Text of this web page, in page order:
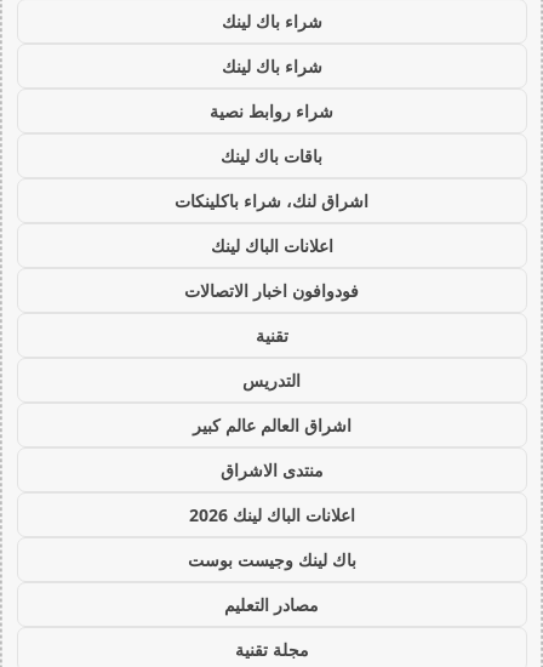
شراء باك لينك
شراء باك لينك
شراء روابط نصية
باقات باك لينك
اشراق لنك، شراء باكلينكات
اعلانات الباك لينك
فودوافون اخبار الاتصالات
تقنية
التدريس
اشراق العالم عالم كبير
منتدى الاشراق
اعلانات الباك لينك 2026
باك لينك وجيست بوست
مصادر التعليم
مجلة تقنية